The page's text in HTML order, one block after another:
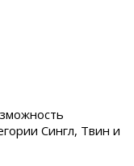
Сингл, Твин и